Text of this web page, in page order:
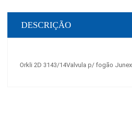
DESCRIÇÃO
Orkli 2D 3143/14Valvula p/ fogão